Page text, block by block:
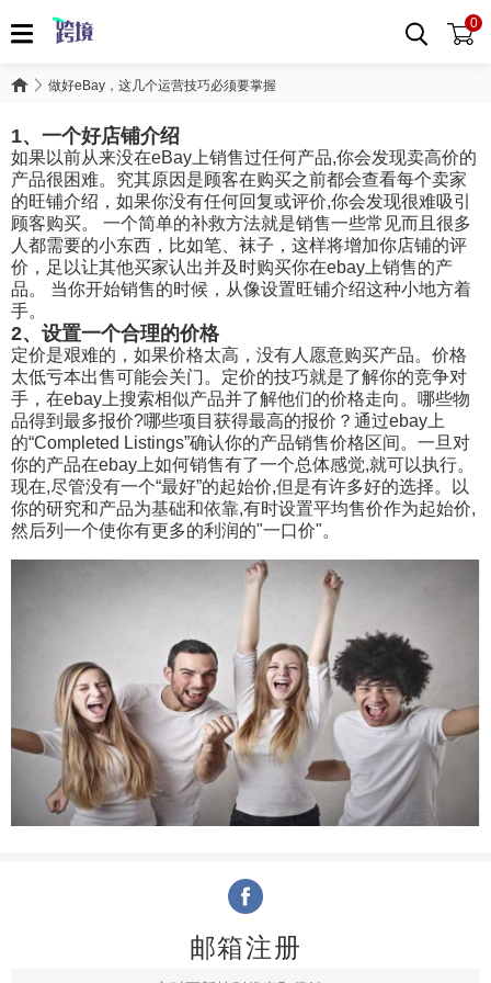
0
做好eBay，这几个运营技巧必须要掌握
1、一个好店铺介绍
如果以前从来没在eBay上销售过任何产品,你会发现卖高价的
产品很困难。究其原因是顾客在购买之前都会查看每个卖家
的旺铺介绍，如果你没有任何回复或评价,你会发现很难吸引
顾客购买。 一个简单的补救方法就是销售一些常见而且很多
人都需要的小东西，比如笔、袜子，这样将增加你店铺的评
价，足以让其他买家认出并及时购买你在ebay上销售的产
品。 当你开始销售的时候，从像设置旺铺介绍这种小地方着
手。
2、设置一个合理的价格
定价是艰难的，如果价格太高，没有人愿意购买产品。价格
太低亏本出售可能会关门。定价的技巧就是了解你的竞争对
手，在ebay上搜索相似产品并了解他们的价格走向。哪些物
品得到最多报价?哪些项目获得最高的报价？通过ebay上
的“Completed Listings”确认你的产品销售价格区间。一旦对
你的产品在ebay上如何销售有了一个总体感觉,就可以执行。
现在,尽管没有一个“最好”的起始价,但是有许多好的选择。以
你的研究和产品为基础和依靠,有时设置平均售价作为起始价,
然后列一个使你有更多的利润的"一口价"。
邮箱注册